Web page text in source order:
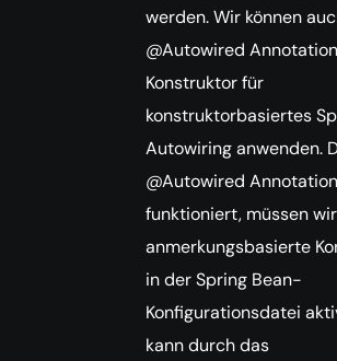
werden. Wir können
@Autowired
Konstruktor für
konstruktorbasiertes
Autowiring anwenden.
@Autowired Annotation
funktioniert, müssen
anmerkungsbasierte
in der Spring Bean-
Konfigurationsdatei
kann durch das